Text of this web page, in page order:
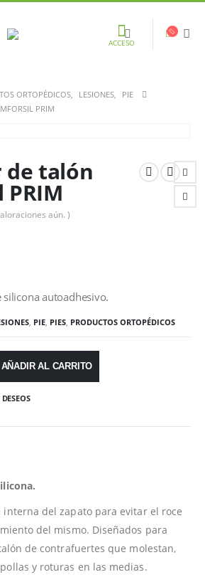
ACCESO
ORTOPÉDICOS, LESIONES,
PIE
PRIM
talón
aún. )
autoadhesivo.
, PIE, PIES, PRODUCTOS ORTOPÉDICOS
AÑADIR AL CARRITO
interna del zapato para evitar el roce
del mismo. Diseñados para
de contrafuertes que molestan,
y roturas en las medias.